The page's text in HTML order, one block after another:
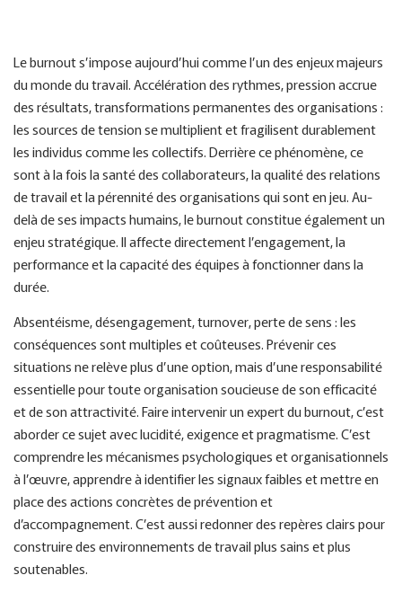
Le burnout s’impose aujourd’hui comme l’un des enjeux majeurs
du monde du travail. Accélération des rythmes, pression accrue
des résultats, transformations permanentes des organisations :
les sources de tension se multiplient et fragilisent durablement
les individus comme les collectifs. Derrière ce phénomène, ce
sont à la fois la santé des collaborateurs, la qualité des relations
de travail et la pérennité des organisations qui sont en jeu. Au-
delà de ses impacts humains, le burnout constitue également un
enjeu stratégique. Il affecte directement l’engagement, la
performance et la capacité des équipes à fonctionner dans la
durée.
Absentéisme, désengagement, turnover, perte de sens : les
conséquences sont multiples et coûteuses. Prévenir ces
situations ne relève plus d’une option, mais d’une responsabilité
essentielle pour toute organisation soucieuse de son efficacité
et de son attractivité. Faire intervenir un expert du burnout, c’est
aborder ce sujet avec lucidité, exigence et pragmatisme. C’est
comprendre les mécanismes psychologiques et organisationnels
à l’œuvre, apprendre à identifier les signaux faibles et mettre en
place des actions concrètes de prévention et
d’accompagnement. C’est aussi redonner des repères clairs pour
construire des environnements de travail plus sains et plus
soutenables.